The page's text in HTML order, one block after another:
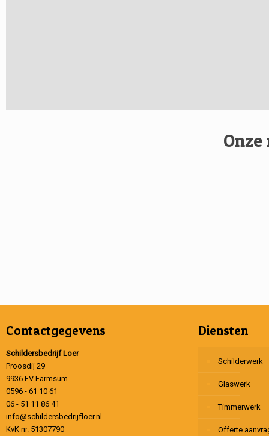
Contactgegevens
Schildersbedrijf Loer
Proosdij 29
9936 EV Farmsum
0596 - 61 10 61
06 - 51 11 86 41
info@schildersbedrijfloer.nl
KvK nr. 51307790
Diensten
Schilderwerk
Glaswerk
Timmerwerk
Offerte